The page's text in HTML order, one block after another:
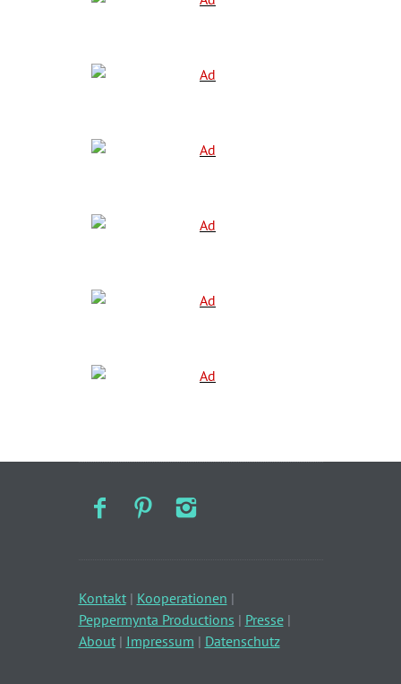
Kontakt| Kooperationen |
Peppermynta Productions | Presse|
About| Impressum | Datenschutz